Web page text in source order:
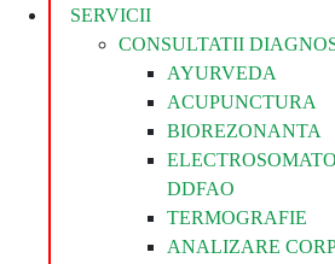
SERVICII
CONSULTATII
AYURVEDA
ACUPUNCTURA
BIOREZONANTA
DDFAO
TERMOGRAFIE
ANALIZARE